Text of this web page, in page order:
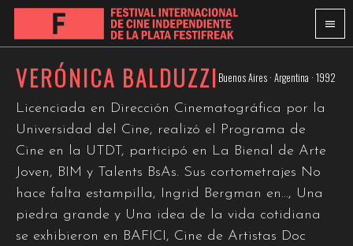
VERÓNICA BALDUZZI Buenos Aires · Argentina · 1992
Licenciada en Dirección Cinematográfica por la
Universidad del Cine, realizó el Programa de
Cine en la UTDT, participó en La Bienal de Arte
Joven, BIM y Talents BsAs. Sus cortometrajes No
hace falta estampilla, Ingrid Bergman en…, Una
piedra grande y Una idea de la vida cotidiana
se exhibieron en BAFICI, Cine de Artistas Doc